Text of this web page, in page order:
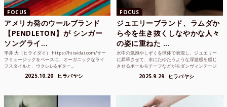
FOCUS
アメリカ発のウールブランド
【PENDLETON】が シンガー
ソングライ...
平井 大（ヒライダイ） https://hiraidai.com/サー
フミュージックをベースに、オーガニックなライ
フスタイルと、ウクレレ&ギター...
2025.10.20 ヒラバヤシ
FOCUS
ジュエリーブランド、ラムダか
ら今を生き抜くしなやかな人々
の姿に重ねた ...
水中の気泡やしずくを球体で表現し、ジュエリー
に昇華させて、水にたゆたうような浮遊感を感じ
させるボールモチーフなどがモダンヴィンテージ
2025.9.29 ヒラバヤシ